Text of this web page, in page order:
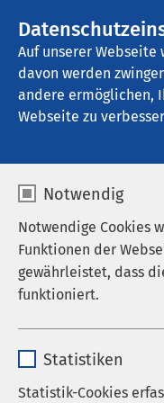
Auf unserer Webseite
davon werden
andere ermöglichen,
Webseite zu
Notwendig
Notwendige Cookies
Funktionen der
gewährleistet, dass
funktioniert.
Anbieter
Statistiken
Statistik-Cookies
AMEOS Klinikum
Leitbild
Unsere Vision
Kompetenz,
uns zufrieden